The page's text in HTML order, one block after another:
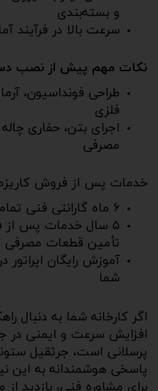
و بسته‌بندی
سرعت بالا در
نکات مهم پیش از نصب
طراحی فونداسیون،
فلزی
اجرای بتن، حفاری
مصرفی
خدمات پس از فروش
۶ ماه گارانتی فنی تمام قطعات دستگاه
۵ سال خدمات پس
تأمین قطعات مصرفی
آموزش رایگان اپراتور
شما
اگر کارخانه شما به دنبال
افزایش سرعت و ایمنی در
پرسلانی است، جرثقیل
پاسخی هوشمندانه به این
برای مشاوره فنی، بازدید